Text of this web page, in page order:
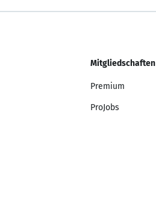
Mitgliedschaften
Premium
ProJobs